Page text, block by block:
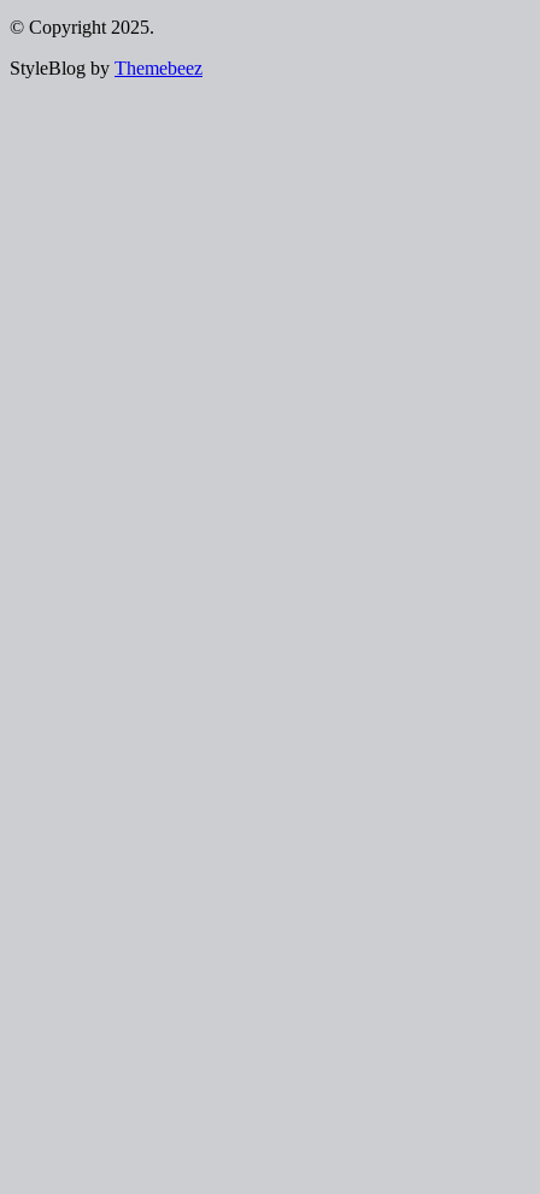
© Copyright 2025.
StyleBlog by Themebeez